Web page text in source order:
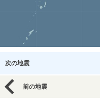
次の地震
前の地震